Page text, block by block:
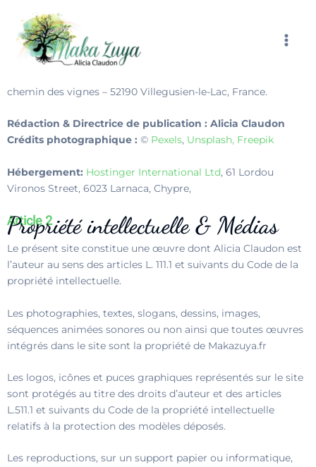
contenu
Article 1
Propriété du site
L’adresse de notre site est : https://makazuya.fr. Ce site est
détenu par Alicia Claudon et présente l’activité du cabinet de
chemin des vignes – 52190 Villegusien-le-Lac, France.
Rédaction & Directrice de publication : Alicia Claudon
Crédits photographique : © Pexels, Unsplash, Freepik
Hébergement: Hostinger International Ltd, 61 Lordou
Vironos Street, 6023 Larnaca, Chypre,
Article 2
Propriété intellectuelle & Médias
Le présent site constitue une œuvre dont Alicia Claudon est
l’auteur au sens des articles L. 111.1 et suivants du Code de la
propriété intellectuelle.
Les photographies, textes, slogans, dessins, images,
séquences animées sonores ou non ainsi que toutes œuvres
intégrés dans le site sont la propriété de Makazuya.fr
Les logos, icônes et puces graphiques représentés sur le site
sont protégés au titre des droits d’auteur et des articles
L.511.1 et suivants du Code de la propriété intellectuelle
relatifs à la protection des modèles déposés.
Les reproductions, sur un support papier ou informatique,